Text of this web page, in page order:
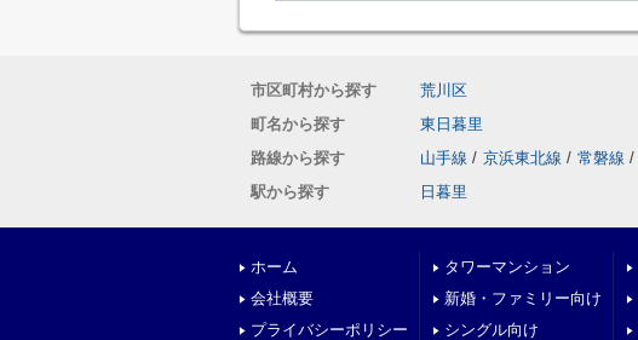
市区町村から探す
荒川区
町名から探す
東日暮里
路線から探す
山手線 / 京浜東北線 / 常磐線 /
駅から探す
日暮里
ホーム
会社概要
プライバシーポリシー
タワーマンション
新婚・ファミリー向け
シングル向け